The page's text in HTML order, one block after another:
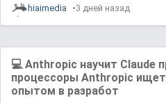
hiaimedia 3 дней назад
💻 Anthropic научит Claude
процессоры Anthropic
опытом в разработ